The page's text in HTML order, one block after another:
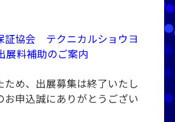
証協会 テクニカルショウヨ
料補助のご案内
ため、出展募集は終了いたし
お申込誠にありがとうござい